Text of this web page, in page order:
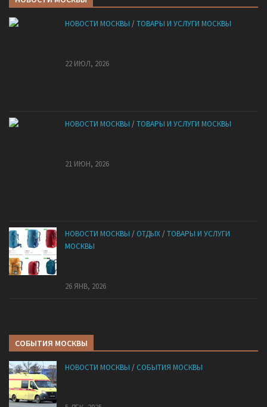
НОВОСТИ МОСКВЫ /ТОВАРЫ И УСЛУГИ МОСКВЫ
22 ИЮЛ, 2026
НОВОСТИ МОСКВЫ /ТОВАРЫ И УСЛУГИ МОСКВЫ
21 ИЮН, 2026
НОВОСТИ МОСКВЫ / ОТДЫХ /ТОВАРЫ И УСЛУГИ
МОСКВЫ
26 ЯНВ, 2026
СОБЫТИЯ МОСКВЫ
НОВОСТИ МОСКВЫ / СОБЫТИЯ МОСКВЫ